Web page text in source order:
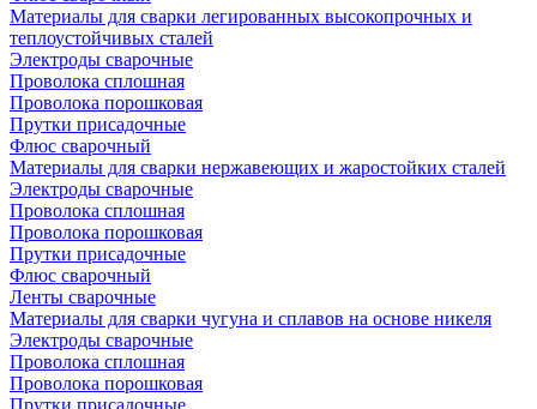
Материалы для сварки легированных высокопрочных и
теплоустойчивых сталей
Электроды сварочные
Проволока сплошная
Проволока порошковая
Прутки присадочные
Флюс сварочный
Материалы для сварки нержавеющих и жаростойких сталей
Электроды сварочные
Проволока сплошная
Проволока порошковая
Прутки присадочные
Флюс сварочный
Ленты сварочные
Материалы для сварки чугуна и сплавов на основе никеля
Электроды сварочные
Проволока сплошная
Проволока порошковая
Прутки присадочные